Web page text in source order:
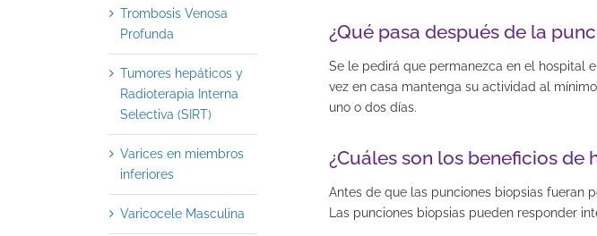
¿Qué pasa después de la
Se le pedirá que permanezca en el hospital
vez en casa mantenga su actividad al
uno o dos días.
¿Cuáles son los beneficios
Antes de que las punciones biopsias fueran
Las punciones biopsias pueden responder
Trombosis Venosa
Profunda
Tumores hepáticos y
Radioterapia Interna
Selectiva (SIRT)
Varices en miembros
inferiores
Varicocele Masculina